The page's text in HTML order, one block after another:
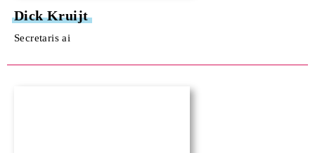
Dick Kruijt
Secretaris ai